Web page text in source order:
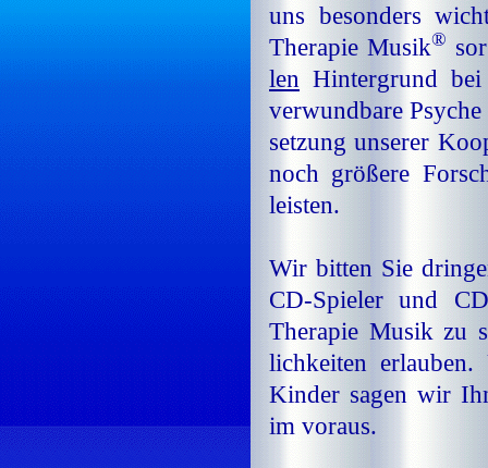
uns be­son­ders
The­ra­pie Mu­sik®
len Hin­ter­grund
ver­wund­ba­re
set­zung un­se­rer
noch grö­ße­re
leis­ten.
Wir bit­ten Sie
CD-Spie­ler und
The­ra­pie Mu­sik zu
lich­kei­ten
Kin­der sa­gen wir
im vor­aus.